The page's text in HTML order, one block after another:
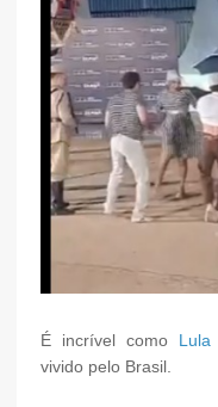
É incrível como Lula
vivido pelo Brasil.